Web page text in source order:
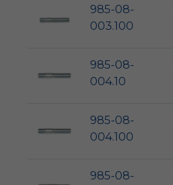
985-08-
003.100
985-08-
004.10
985-08-
004.100
985-08-